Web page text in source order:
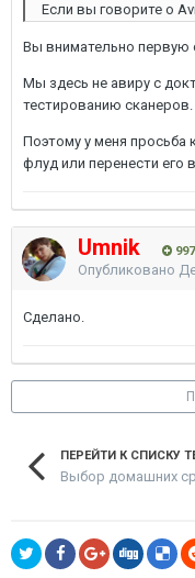
Если вы говорите о
Вы внимательно первую
Мы здесь не авиру с
тестированию сканеров.
Поэтому у меня просьба
флуд или перенести его
Umnik 997
Опубликовано
Сделано.
ПЕРЕЙТИ К СПИСКУ
Выбор домашних